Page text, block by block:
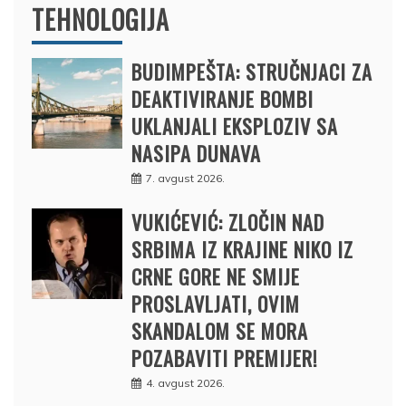
TEHNOLOGIJA
BUDIMPEŠTA: STRUČNJACI ZA
DEAKTIVIRANJE BOMBI
UKLANJALI EKSPLOZIV SA
NASIPA DUNAVA
7. avgust 2026.
VUKIĆEVIĆ: ZLOČIN NAD
SRBIMA IZ KRAJINE NIKO IZ
CRNE GORE NE SMIJE
PROSLAVLJATI, OVIM
SKANDALOM SE MORA
POZABAVITI PREMIJER!
4. avgust 2026.